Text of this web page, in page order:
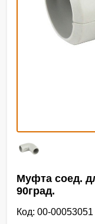
Муфта соед.
90град.
Код: 00-00053051